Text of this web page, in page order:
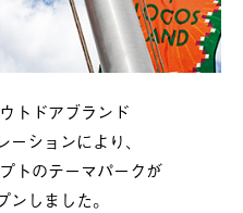
トドアブランド
ションにより、
トのテーマパークが
しました。